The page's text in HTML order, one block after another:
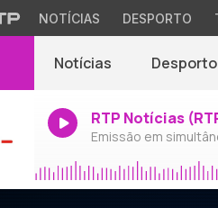
NOTÍCIAS DESPORTO
Notícias Desporto
RTP Notícias
Emissão em